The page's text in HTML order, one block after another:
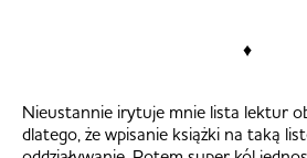
♦
Nieustannie irytuje mnie lista lektur
dlatego, że wpisanie książki na taką